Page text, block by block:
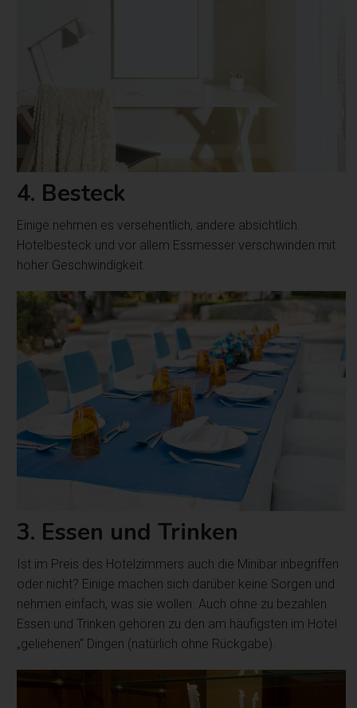
4. Besteck
Einige nehmen es versehentlich, andere absichtlich.
Hotelbesteck und vor allem Essmesser verschwinden mit
hoher Geschwindigkeit.
3. Essen und Trinken
Ist im Preis des Hotelzimmers auch die Minibar inbegriffen
oder nicht? Einige machen sich darüber keine Sorgen und
nehmen einfach, was sie wollen. Auch ohne zu bezahlen.
Essen und Trinken gehören zu den am häufigsten im Hotel
„geliehenen“ Dingen (natürlich ohne Rückgabe).